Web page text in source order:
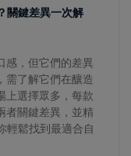
關鍵差異一次解
感，但它們的差異
需了解它們在釀造
上選擇眾多，每款
者關鍵差異，並精
輕鬆找到最適合自